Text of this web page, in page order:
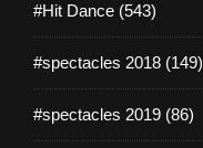
#Hit Dance (543)
#spectacles 2018 (149)
#spectacles 2019 (86)